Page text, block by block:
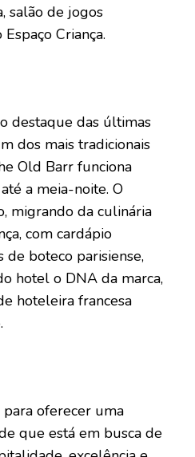
salão de jogos
Criança.
destaque das últimas
dos mais tradicionais
Old Barr funciona
a meia-noite. O
migrando da culinária
com cardápio
de boteco parisiense,
hotel o DNA da marca,
hoteleira francesa
para oferecer uma
que está em busca de